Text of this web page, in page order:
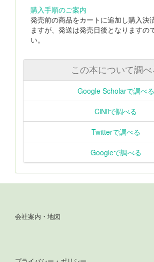
購入手順のご案内
発売前の商品をカートに追加し購入決
ますが、発送は発売日後となりますの
い。
この本について調べ
Google Scholarで調べる
CiNiiで調べる
Twitterで調べる
Googleで調べる
会社案内・地図